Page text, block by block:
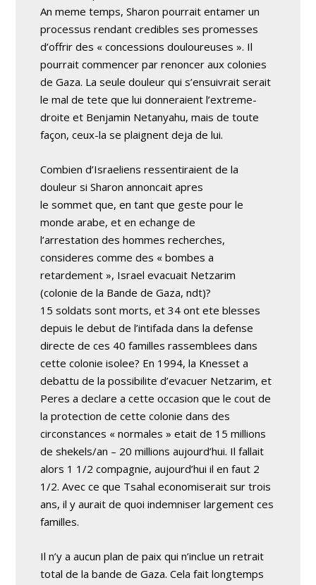
An meme temps, Sharon pourrait entamer un
processus rendant credibles ses promesses
d’offrir des « concessions douloureuses ». Il
pourrait commencer par renoncer aux colonies
de Gaza. La seule douleur qui s’ensuivrait serait
le mal de tete que lui donneraient l’extreme-
droite et Benjamin Netanyahu, mais de toute
façon, ceux-la se plaignent deja de lui.
Combien d’Israeliens ressentiraient de la
douleur si Sharon annoncait apres
le sommet que, en tant que geste pour le
monde arabe, et en echange de
l’arrestation des hommes recherches,
consideres comme des « bombes a
retardement », Israel evacuait Netzarim
(colonie de la Bande de Gaza, ndt)?
15 soldats sont morts, et 34 ont ete blesses
depuis le debut de l’intifada dans la defense
directe de ces 40 familles rassemblees dans
cette colonie isolee? En 1994, la Knesset a
debattu de la possibilite d’evacuer Netzarim, et
Peres a declare a cette occasion que le cout de
la protection de cette colonie dans des
circonstances « normales » etait de 15 millions
de shekels/an – 20 millions aujourd’hui. Il fallait
alors 1 1/2 compagnie, aujourd’hui il en faut 2
1/2. Avec ce que Tsahal economiserait sur trois
ans, il y aurait de quoi indemniser largement ces
familles.
Il n’y a aucun plan de paix qui n’inclue un retrait
total de la bande de Gaza. Cela fait longtemps